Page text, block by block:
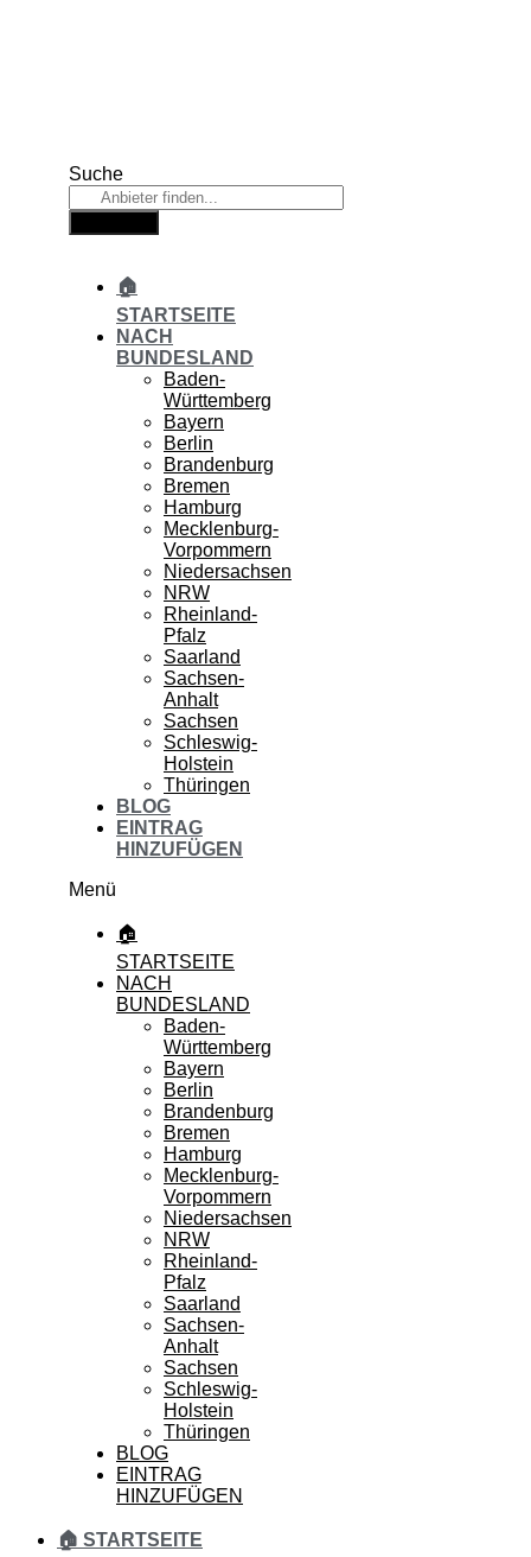
Suche
🏠
STARTSEITE
NACH
BUNDESLAND
Baden-
Württemberg
Bayern
Berlin
Brandenburg
Bremen
Hamburg
Mecklenburg-
Vorpommern
Niedersachsen
NRW
Rheinland-
Pfalz
Saarland
Sachsen-
Anhalt
Sachsen
Schleswig-
Holstein
Thüringen
BLOG
EINTRAG
HINZUFÜGEN
Menü
🏠
STARTSEITE
NACH
BUNDESLAND
Baden-
Württemberg
Bayern
Berlin
Brandenburg
Bremen
Hamburg
Mecklenburg-
Vorpommern
Niedersachsen
NRW
Rheinland-
Pfalz
Saarland
Sachsen-
Anhalt
Sachsen
Schleswig-
Holstein
Thüringen
BLOG
EINTRAG
HINZUFÜGEN
🏠 STARTSEITE